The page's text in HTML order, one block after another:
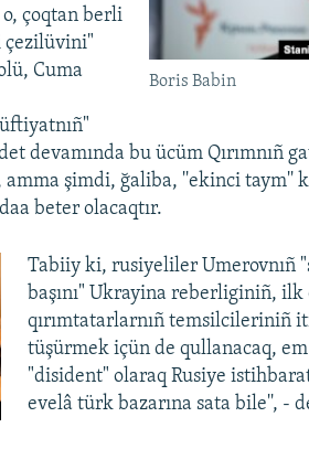
Boris Babin
o, çoqtan berli
çezilüvini"
Cuma
devamında bu ücüm Qırımnıñ
, amma şimdi, ğaliba, ''ekinci taym''
beter olacaqtır.
Tabiiy ki, rusiyeliler Umerovnıñ
başını" Ukrayina reberliginiñ, ilk
qırımtatarlarnıñ temsilcileriniñ
tüşürmek içün de qullanacaq, em
"disident" olaraq Rusiye
evelâ türk bazarına sata bile'', -